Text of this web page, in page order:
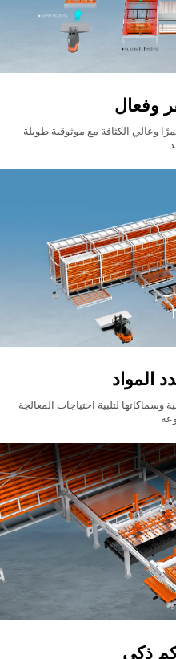
وفعال
وعالي الكثافة مع موثوقية طويلة
المواد
لتلبية احتياجات المعالجة
ذكي